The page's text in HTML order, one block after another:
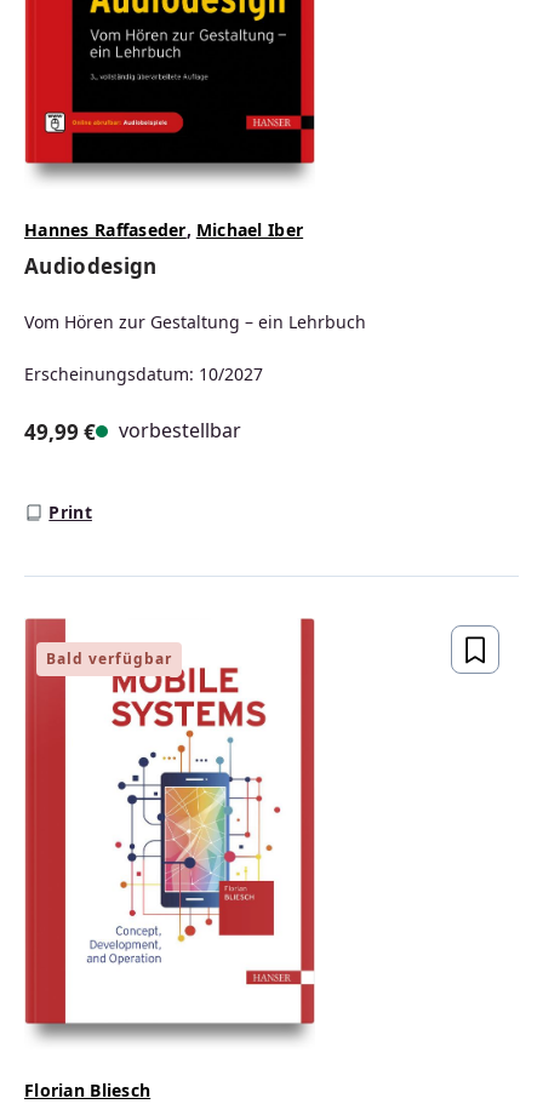
Hannes Raffaseder, Michael Iber
Audiodesign
Vom Hören zur Gestaltung – ein Lehrbuch
Erscheinungsdatum: 10/2027
49,99 € vorbestellbar
Print
Bald verfügbar
Florian Bliesch